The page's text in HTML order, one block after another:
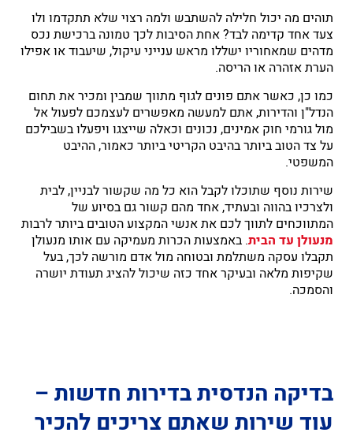
תוהים מה יכול חלילה להשתבש ולמה רצוי שלא תתקדמו ולו
צעד אחד קדימה לבד? אחת הסיבות לכך טמונה ברכישת נכס
מדהים שמאחוריו ישללו מראש ענייני עיקול, שיעבוד או אפילו
הערת אזהרה או הריסה.
כמו כן, כאשר אתם פונים לגוף מתווך שמבין ומכיר את תחום
הנדל"ן והדירות, אתם למעשה מאפשרים לעצמכם לפעול אל
מול גורמי חוק אמינים, נכונים וכאלה שייצגו ויפעלו בשבילכם
על צד הטוב ביותר בהיבט הקריטי ביותר כאמור, ההיבט
המשפטי.
שירות נוסף שתוכלו לקבל הוא כל מה שקשור לבניין, לבית
ולצרכיו בהווה ובעתיד, אחד מהם קשור גם בסיוע של
המתווכחים לתווך לכם את אנשי המקצוע הטובים ביותר לרבות
מנעולן עד הבית. באמצעות הכרות מעמיקה עם אותו מנעולן
תקבלו עסקה משתלמת ובטוחה מול אדם מורשה לכך, בעל
שקיפות מלאה ובעיקר אחד כזה שיכול להציג תעודת יושרה
והסמכה.
בדיקה הנדסית בדירות חדשות –
עוד שירות שאתם צריכים להכיר